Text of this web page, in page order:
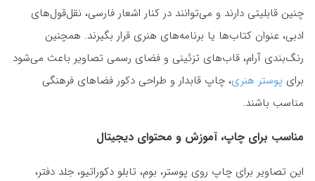
چنین قابلیتی دارند و می‌توانند در کنار اشعار فارسی، نقل‌قول‌های
ادبی، عنوان کتاب‌ها یا برنامه‌های هنری قرار بگیرند. همچنین
رنگ‌بندی آرام، قاب‌های تزئینی و فضای رسمی تصاویر باعث می‌شود
برای پوستر هنری، چاپ قابدار و طراحی دکور فضاهای فرهنگی
مناسب باشند.
مناسب برای چاپ، آموزش و محتوای دیجیتال
این تصاویر برای چاپ روی پوستر، بوم، تابلو دکوراتیو، جلد دفتر،